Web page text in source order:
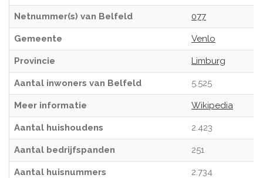
Netnummer(s) van Belfeld 077
Gemeente Venlo
Provincie Limburg
Aantal inwoners van Belfeld 5.525
Meer informatie Wikipedia
Aantal huishoudens 2.423
Aantal bedrijfspanden 251
Aantal huisnummers 2.734